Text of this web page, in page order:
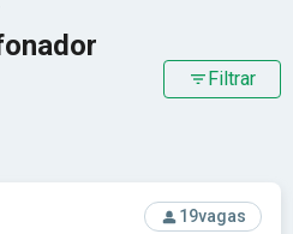
Filtrar
Guaçu-SP - Serviço
19vagas